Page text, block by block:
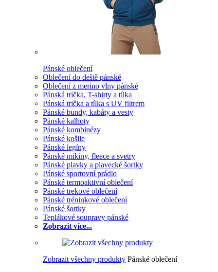
Pánské oblečení
Oblečení do deště pánské
Oblečení z merino vlny pánské
Pánská trička, T-shirty a tílka
Pánská trička a tílka s UV filtrem
Pánské bundy, kabáty a vesty
Pánské kalhoty
Pánské kombinézy
Pánské košile
Pánské legíny
Pánské mikiny, fleece a svetry
Pánské plavky a plavecké šortky
Pánské sportovní prádlo
Pánské termoaktivní oblečení
Pánské trekové oblečení
Pánské tréninkové oblečení
Pánské šortky
Teplákové soupravy pánské
Zobrazit více...
Zobrazit všechny produkty Pánské oblečení